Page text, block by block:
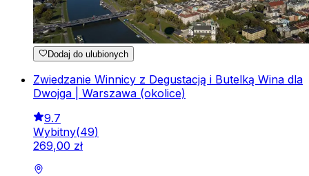
Dodaj do ulubionych
Zwiedzanie Winnicy z Degustacją i Butelką Wina dla
Dwojga | Warszawa (okolice)
9.7
Wybitny(49)
269,00 zł